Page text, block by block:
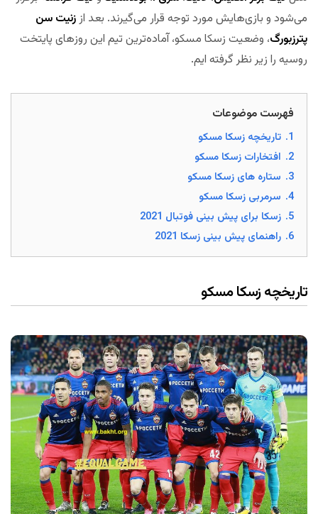
می‌شود و بازی‌هایش مورد توجه قرار می‌گیرند. بعد اززنیت سن
پترزبورگ، وضعیت زسکا مسکو، آماده‌ترین تیم این روزهای پایتخت
روسیه را زیر نظر گرفته ایم.
فهرست موضوعات
1. تاریخچه زسکا مسکو
2. افتخارات زسکا مسکو
3. ستاره های زسکا مسکو
4. سرمربی زسکا مسکو
5. زسکا برای پیش بینی فوتبال 2021
6. راهنمای پیش بینی زسکا 2021
تاریخچه زسکا مسکو